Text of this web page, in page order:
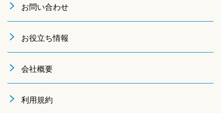
お問い合わせ
お役立ち情報
会社概要
利用規約